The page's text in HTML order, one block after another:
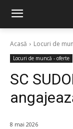
Acasă Locuri de
Locuri de muncă - oferte
SC
8 mai 2026